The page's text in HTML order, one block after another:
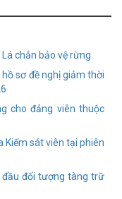
chắn bảo vệ rừng
sơ đề nghị giảm thời
cho đảng viên thuộc
Kiểm sát viên tại phiên
đầu đối tượng tàng trữ